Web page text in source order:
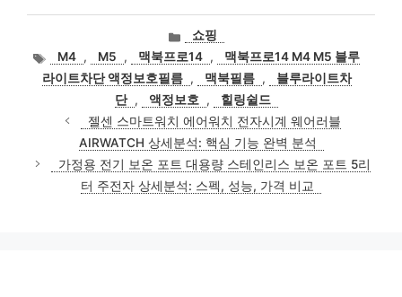
카
테
고
리
쇼핑
태
그
M4 , M5 , 맥북프로14 ,
맥북프로14 M4 M5 블루
라이트차단 액정보호필름 , 맥북필름 ,
블루라이트차
단 , 액정보호 ,
힐링쉴드
젤센 스마트워치 에어워치 전자시계 웨어러블
AIRWATCH 상세분석: 핵심 기능 완벽 분석
가정용 전기 보온 포트 대용량 스테인리스 보온 포트 5리
터 주전자 상세분석: 스펙, 성능, 가격 비교